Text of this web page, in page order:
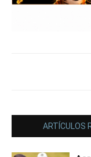
ARTÍCULOS